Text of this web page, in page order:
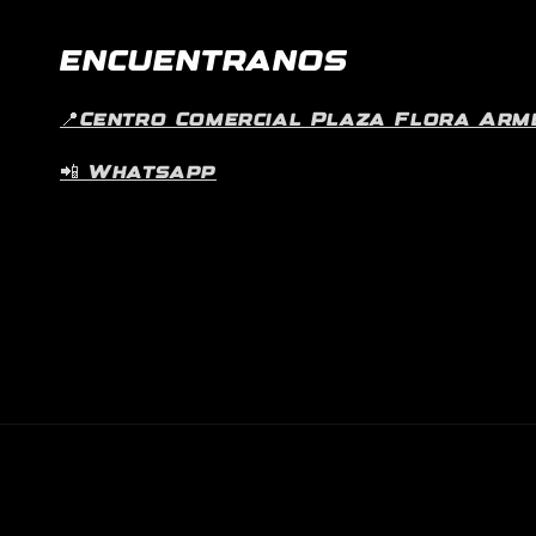
ENCUENTRANOS
📍Centro Comercial Plaza Flora
📲 Whatsapp